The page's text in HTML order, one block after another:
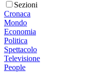
Sezioni
Cronaca
Mondo
Economia
Politica
Spettacolo
Televisione
People